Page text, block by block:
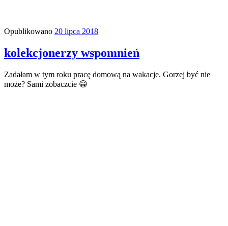
Opublikowano 20 lipca 2018
kolekcjonerzy wspomnień
Zadałam w tym roku pracę domową na wakacje. Gorzej być nie
może? Sami zobaczcie 😀